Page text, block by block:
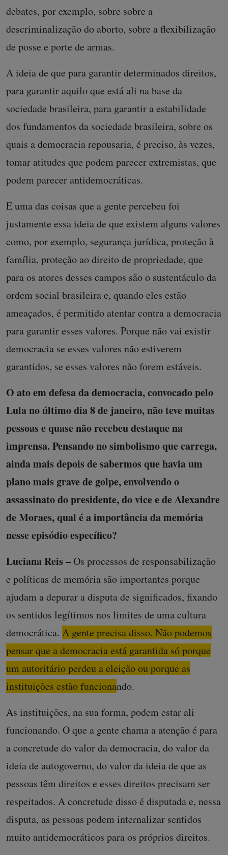
debates, por exemplo, sobre sobre a
descriminalização do aborto, sobre a flexibilização
de posse e porte de armas.
A ideia de que para garantir determinados direitos,
para garantir aquilo que está ali na base da
sociedade brasileira, para garantir a estabilidade
dos fundamentos da sociedade brasileira, sobre os
quais a democracia repousaria, é preciso, às vezes,
tomar atitudes que podem parecer extremistas, que
podem parecer antidemocráticas.
E uma das coisas que a gente percebeu foi
justamente essa ideia de que existem alguns valores
como, por exemplo, segurança jurídica, proteção à
família, proteção ao direito de propriedade, que
para os atores desses campos são o sustentáculo da
ordem social brasileira e, quando eles estão
ameaçados, é permitido atentar contra a democracia
para garantir esses valores. Porque não vai existir
democracia se esses valores não estiverem
garantidos, se esses valores não forem estáveis.
O ato em defesa da democracia, convocado pelo
Lula no último dia 8 de janeiro, não teve muitas
pessoas e quase não recebeu destaque na
imprensa. Pensando no simbolismo que carrega,
ainda mais depois de sabermos que havia um
plano mais grave de golpe, envolvendo o
assassinato do presidente, do vice e de Alexandre
de Moraes, qual é a importância da memória
nesse episódio específico?
Luciana Reis –Os processos de responsabilização
e políticas de memória são importantes porque
ajudam a depurar a disputa de significados, fixando
os sentidos legítimos nos limites de uma cultura
democrática. A gente precisa disso. Não podemos
pensar que a democracia está garantida só porque
um autoritário perdeu a eleição ou porque as
instituições estão funcionando.
As instituições, na sua forma, podem estar ali
funcionando. O que a gente chama a atenção é para
a concretude do valor da democracia, do valor da
ideia de autogoverno, do valor da ideia de que as
pessoas têm direitos e esses direitos precisam ser
respeitados. A concretude disso é disputada e, nessa
disputa, as pessoas podem internalizar sentidos
muito antidemocráticos para os próprios direitos.